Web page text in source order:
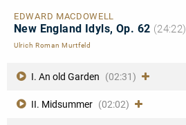
EDWARD MACDOWELL
New England Idyls, Op. 62 (24:22)
Ulrich Roman Murtfeld
I. An old Garden (02:31)
II. Midsummer (02:02)